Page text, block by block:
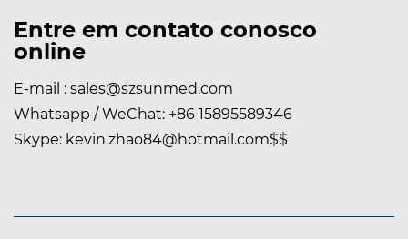
Entre em contato conosco
online
E-mail : sales@szsunmed.com
Whatsapp / WeChat: +86 15895589346
Skype: kevin.zhao84@hotmail.com$$